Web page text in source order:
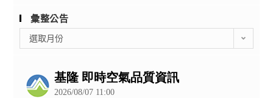
彙整公告
整
選取月份